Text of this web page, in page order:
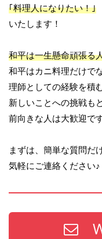
｢料理人になりたい！｣
いたします！
和平は一生懸命頑張る
和平はカニ料理だけで
理師としての経験を積
新しいことへの挑戦も
前向きな人は大歓迎で
まずは、簡単な質問だ
気軽にご連絡ください♪